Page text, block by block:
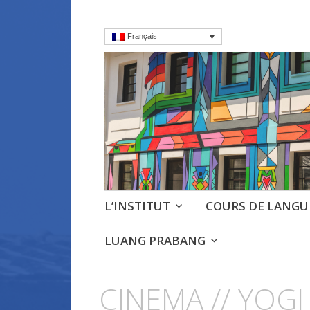
Français
Institut
Cours, culture et débats
Aller
contenu
L’INSTITUT COURS DE
LUANG PRABANG
CINEMA // YOGI